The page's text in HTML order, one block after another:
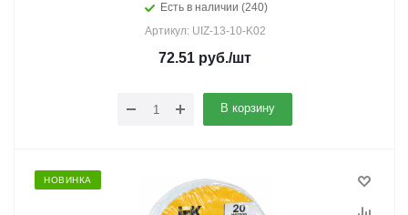
Есть в наличии (240)
Артикул: UIZ-13-10-K02
72.51 руб./шт
В корзину
НОВИНКА